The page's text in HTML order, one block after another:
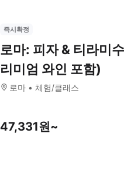
즉시확정
로마: 피자 & 티라미
리미엄 와인 포함)
로마 체험/클래스
47,331원~